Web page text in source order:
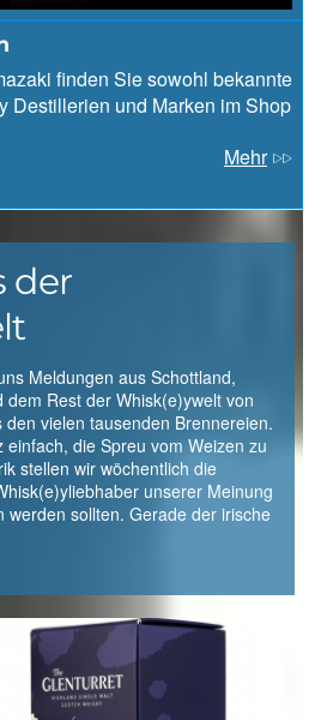
finden Sie sowohl bekannte
Destillerien und Marken im Shop
Mehr
der
Meldungen aus Schottland,
dem Rest der Whisk(e)ywelt von
vielen tausenden Brennereien.
einfach, die Spreu vom Weizen zu
stellen wir wöchentlich die
unserer Meinung
werden sollten. Gerade der irische
einen außerordentlichen
neue Brennereien wie z. B.
Dingle u.a. möchten mit Ihren
europäischen- und den Weltmarkt
bewegt sich Einiges: Denken
Glasgow, Kingsbarns, Eden
aber sicher auf dem
Ob in Deutschland, Holland,
Whisky wird inzwischen in vielen
Eine spannende Zeit mit vielen